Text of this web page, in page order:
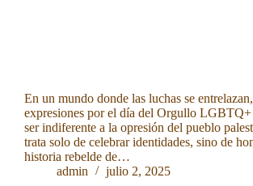
En un mundo donde las luchas se
expresiones por el día del Orgullo LGBTQ+
ser indiferente a la opresión del pueblo
trata solo de celebrar identidades, sino de
historia rebelde de…
admin
julio 2, 2025